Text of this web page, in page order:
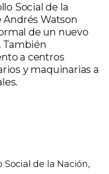
Social de la
Watson
de un nuevo
También
a centros
y maquinarias a
de la Nación,